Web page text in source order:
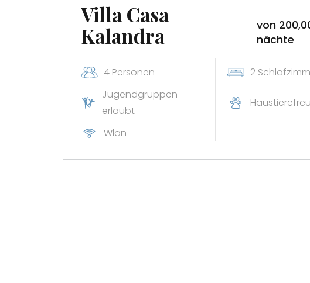
Villa Casa
Kalandra
von
nächte
4 Personen
2
Jugendgruppen
erlaubt
Wlan